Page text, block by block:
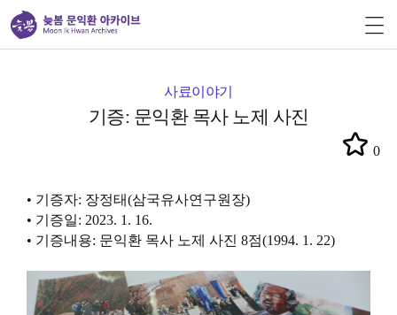
사료이야기
기증: 문익환 목사 노제 사진
0
• 기증자: 장정태(삼국유사연구원장)
• 기증일: 2023. 1. 16.
• 기증내용: 문익환 목사 노제 사진 8점(1994. 1. 22)